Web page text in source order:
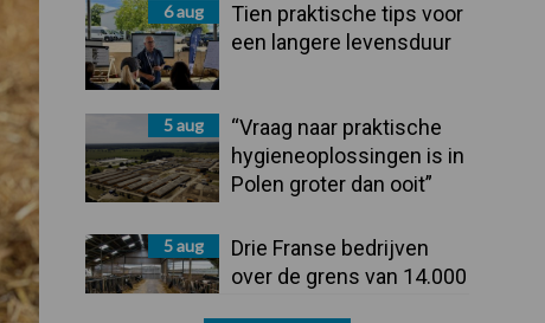
6 aug
Tien praktische tips voor
een langere levensduur
5 aug
“Vraag naar praktische
hygieneoplossingen is in
Polen groter dan ooit”
5 aug
Drie Franse bedrijven
over de grens van 14.000